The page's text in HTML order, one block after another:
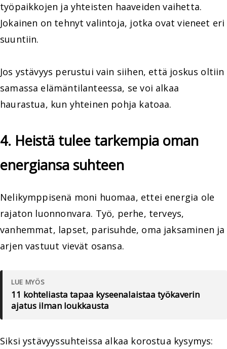
työpaikkojen ja yhteisten haaveiden vaihetta.
Jokainen on tehnyt valintoja, jotka ovat vieneet eri
suuntiin.
Jos ystävyys perustui vain siihen, että joskus oltiin
samassa elämäntilanteessa, se voi alkaa
haurastua, kun yhteinen pohja katoaa.
4. Heistä tulee tarkempia oman
energiansa suhteen
Nelikymppisenä moni huomaa, ettei energia ole
rajaton luonnonvara. Työ, perhe, terveys,
vanhemmat, lapset, parisuhde, oma jaksaminen ja
arjen vastuut vievät osansa.
LUE MYÖS
11 kohteliasta tapaa kyseenalaistaa työkaverin
ajatus ilman loukkausta
Siksi ystävyyssuhteissa alkaa korostua kysymys: